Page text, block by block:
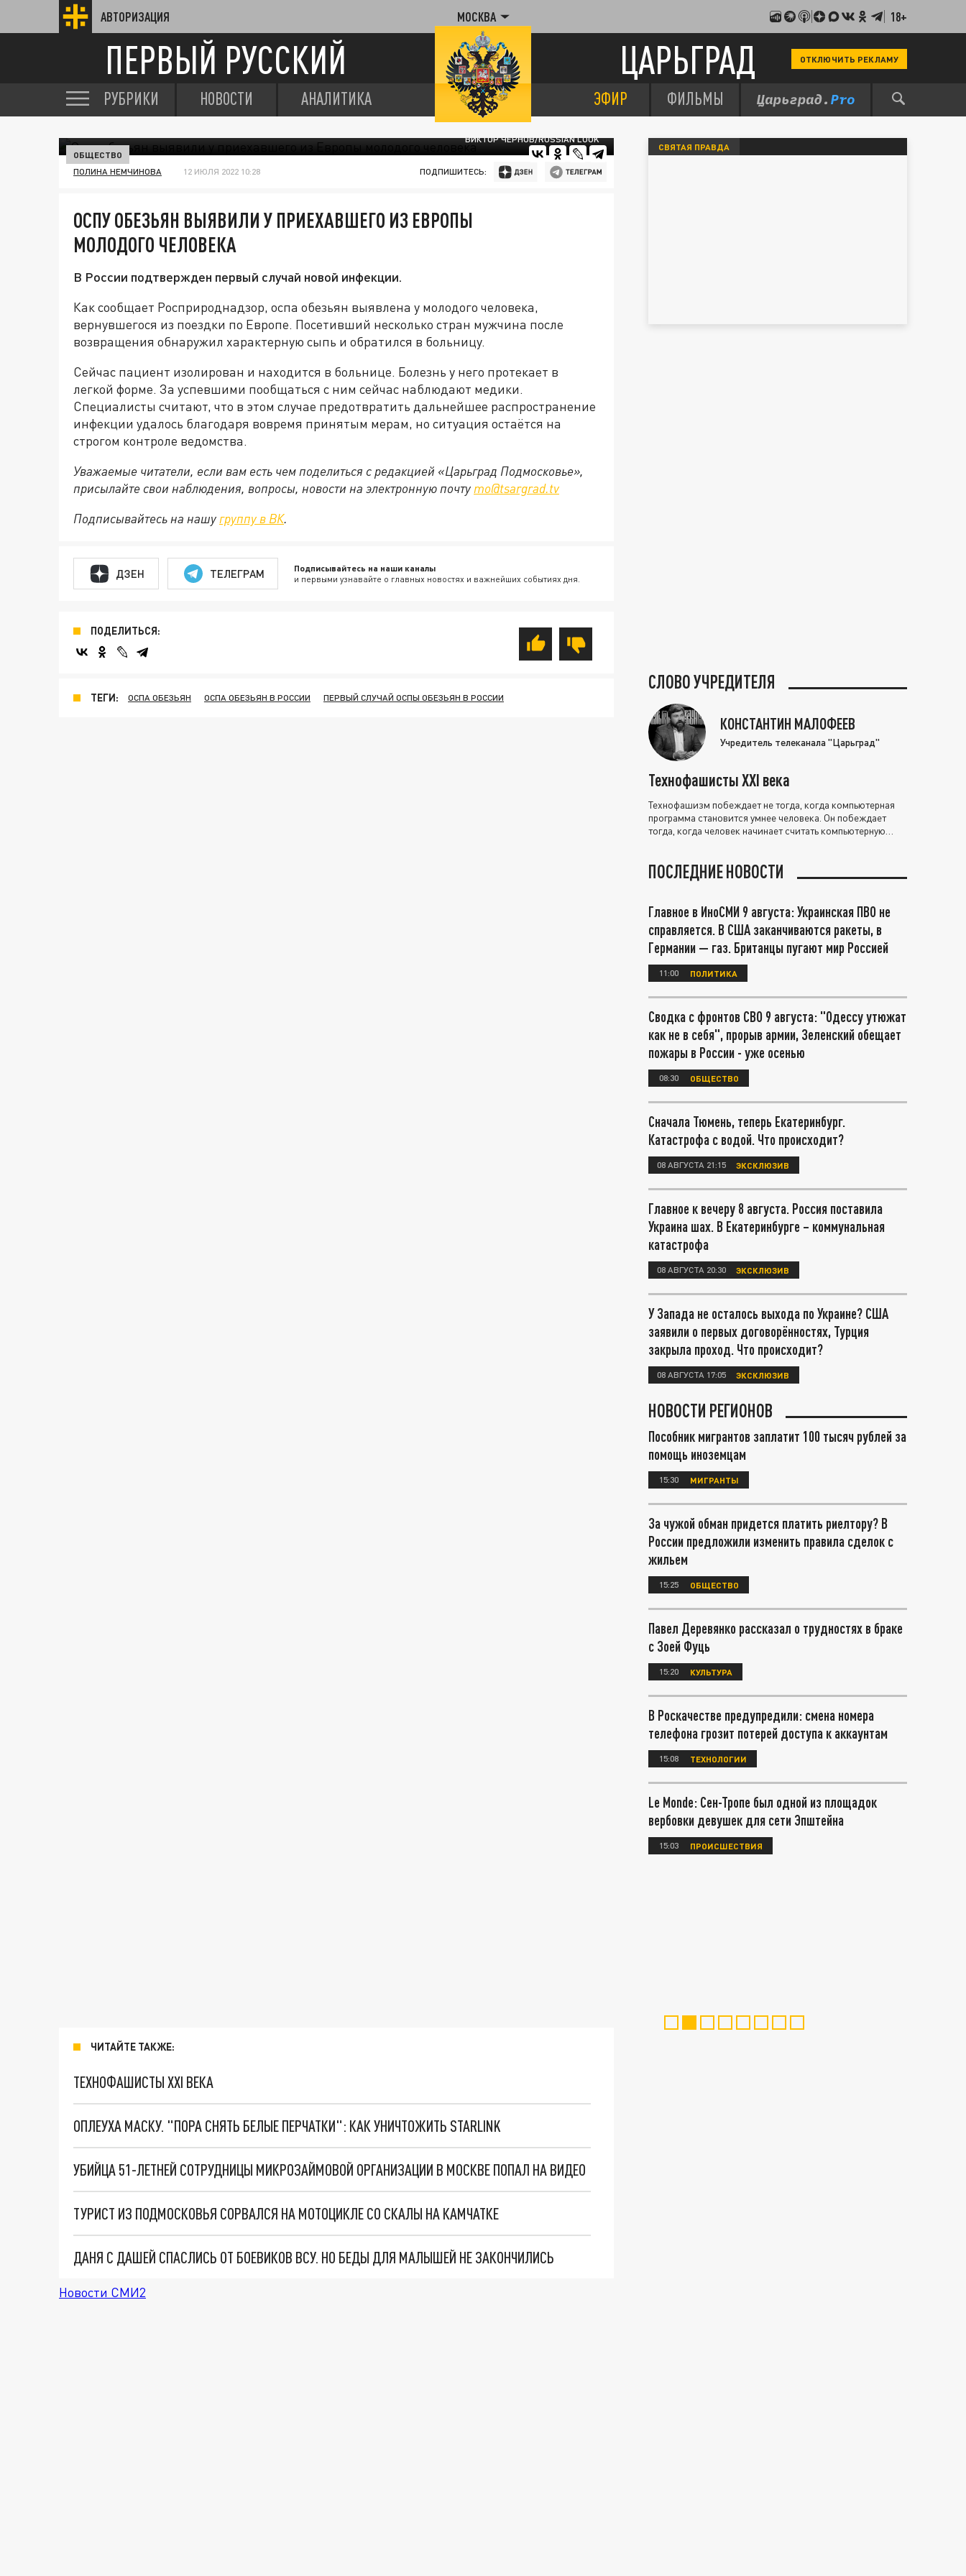
АВТОРИЗАЦИЯ МОСКВА 18+
ПЕРВЫЙ РУССКИЙ ЦАРЬГРАД ОТКЛЮЧИТЬ РЕКЛАМУ
РУБРИКИ НОВОСТИ АНАЛИТИКА ЭФИР ФИЛЬМЫ
ВИКТОР ЧЕРНОВ/RUSSIAN LOOK
ОБЩЕСТВО
ПОЛИНА НЕМЧИНОВА 12 ИЮЛЯ 2022 10:28 ПОДПИШИТЕСЬ:
ОСПУ ОБЕЗЬЯН ВЫЯВИЛИ У ПРИЕХАВШЕГО ИЗ ЕВРОПЫ
МОЛОДОГО ЧЕЛОВЕКА
В России подтвержден первый случай новой инфекции.
Как сообщает Росприроднадзор, оспа обезьян выявлена у молодого человека,
вернувшегося из поездки по Европе. Посетивший несколько стран мужчина после
возвращения обнаружил характерную сыпь и обратился в больницу.
Сейчас пациент изолирован и находится в больнице. Болезнь у него протекает в
легкой форме. За успевшими пообщаться с ним сейчас наблюдают медики.
Специалисты считают, что в этом случае предотвратить дальнейшее распространение
инфекции удалось благодаря вовремя принятым мерам, но ситуация остаётся на
строгом контроле ведомства.
Уважаемые читатели, если вам есть чем поделиться с редакцией «Царьград Подмосковье»,
присылайте свои наблюдения, вопросы, новости на электронную почту mo@tsargrad.tv
Подписывайтесь на нашу группу в ВК.
ДЗЕН ТЕЛЕГРАМ Подписывайтесь на наши каналы
и первыми узнавайте о главных новостях и важнейших событиях дня.
ПОДЕЛИТЬСЯ:
ТЕГИ: ОСПА ОБЕЗЬЯН ОСПА ОБЕЗЬЯН В РОССИИ ПЕРВЫЙ СЛУЧАЙ ОСПЫ ОБЕЗЬЯН В РОССИИ
ЧИТАЙТЕ ТАКЖЕ:
ТЕХНОФАШИСТЫ XXI ВЕКА
ОПЛЕУХА МАСКУ. "ПОРА СНЯТЬ БЕЛЫЕ ПЕРЧАТКИ": КАК УНИЧТОЖИТЬ STARLINK
УБИЙЦА 51-ЛЕТНЕЙ СОТРУДНИЦЫ МИКРОЗАЙМОВОЙ ОРГАНИЗАЦИИ В МОСКВЕ ПОПАЛ НА ВИДЕО
ТУРИСТ ИЗ ПОДМОСКОВЬЯ СОРВАЛСЯ НА МОТОЦИКЛЕ СО СКАЛЫ НА КАМЧАТКЕ
ДАНЯ С ДАШЕЙ СПАСЛИСЬ ОТ БОЕВИКОВ ВСУ. НО БЕДЫ ДЛЯ МАЛЫШЕЙ НЕ ЗАКОНЧИЛИСЬ
Новости СМИ2
СВЯТАЯ ПРАВДА
СЛОВО УЧРЕДИТЕЛЯ
КОНСТАНТИН МАЛОФЕЕВ
Учредитель телеканала "Царьград"
Технофашисты XXI века
Технофашизм побеждает не тогда, когда компьютерная
программа становится умнее человека. Он побеждает
тогда, когда человек начинает считать компьютерную
ПОСЛЕДНИЕ НОВОСТИ
Главное в ИноСМИ 9 августа: Украинская ПВО не
справляется. В США заканчиваются ракеты, в
Германии — газ. Британцы пугают мир Россией
11:00 ПОЛИТИКА
Сводка с фронтов СВО 9 августа: "Одессу утюжат
как не в себя", прорыв армии, Зеленский обещает
пожары в России - уже осенью
08:30 ОБЩЕСТВО
Сначала Тюмень, теперь Екатеринбург.
Катастрофа с водой. Что происходит?
08 АВГУСТА 21:15 ЭКСКЛЮЗИВ
Главное к вечеру 8 августа. Россия поставила
Украина шах. В Екатеринбурге – коммунальная
катастрофа
08 АВГУСТА 20:30 ЭКСКЛЮЗИВ
У Запада не осталось выхода по Украине? США
заявили о первых договорённостях, Турция
закрыла проход. Что происходит?
08 АВГУСТА 17:05 ЭКСКЛЮЗИВ
НОВОСТИ РЕГИОНОВ
Пособник мигрантов заплатит 100 тысяч рублей за
помощь иноземцам
15:30 МИГРАНТЫ
За чужой обман придется платить риелтору? В
России предложили изменить правила сделок с
жильем
15:25 ОБЩЕСТВО
Павел Деревянко рассказал о трудностях в браке
с Зоей Фуць
15:20 КУЛЬТУРА
В Роскачестве предупредили: смена номера
телефона грозит потерей доступа к аккаунтам
15:08 ТЕХНОЛОГИИ
Le Monde: Сен-Тропе был одной из площадок
вербовки девушек для сети Эпштейна
15:03 ПРОИСШЕСТВИЯ